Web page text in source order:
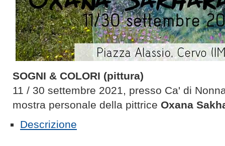
SOGNI & COLORI (pittura)
11 / 30 settembre 2021, presso Ca' di
mostra personale della pittrice Oxana
Descrizione